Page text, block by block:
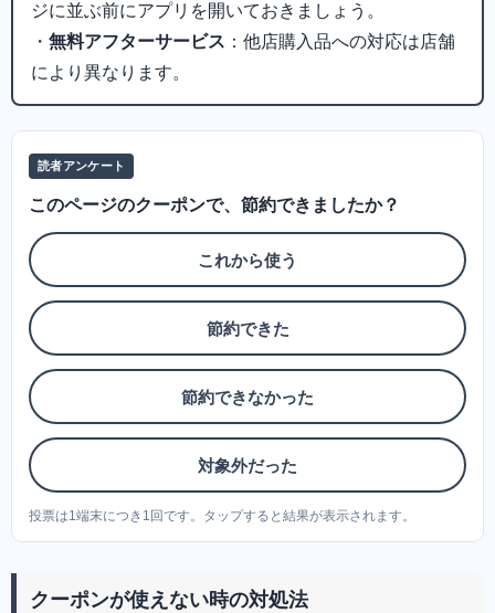
ジに並ぶ前にアプリを開いておきましょう。
・ 無料アフターサービス ：他店購入品への対応は店舗
により異なります。
読者アンケート
このページのクーポンで、節約できましたか？
これから使う
節約できた
節約できなかった
対象外だった
投票は1端末につき1回です。タップすると結果が表示されます。
クーポンが使えない時の対処法